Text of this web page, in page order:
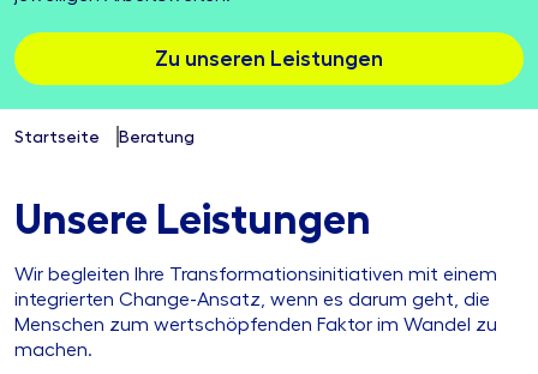
Zu unseren Leistungen
Startseite Beratung
Unsere Leistungen
Wir begleiten Ihre Transformationsinitiativen mit einem
integrierten Change-Ansatz, wenn es darum geht, die
Menschen zum wertschöpfenden Faktor im Wandel zu
machen.